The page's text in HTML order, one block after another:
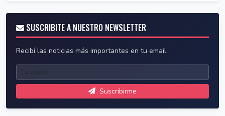
SUSCRIBITE A NUESTRO NEWSLETTER
Recibí las noticias más importantes en tu email.
Suscribirme